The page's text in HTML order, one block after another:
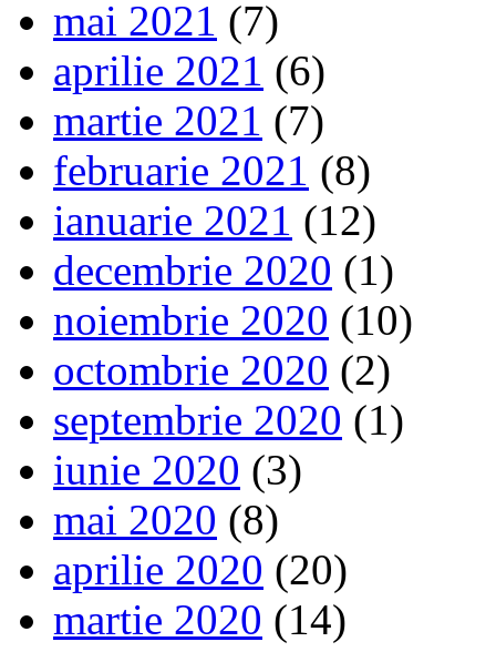
mai 2021 (7)
aprilie 2021 (6)
martie 2021 (7)
februarie 2021 (8)
ianuarie 2021 (12)
decembrie 2020 (1)
noiembrie 2020 (10)
octombrie 2020 (2)
septembrie 2020 (1)
iunie 2020 (3)
mai 2020 (8)
aprilie 2020 (20)
martie 2020 (14)